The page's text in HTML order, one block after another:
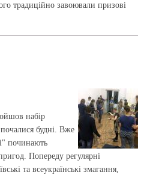
традиційно завоювали призові
набір
будні. Вже
починають
Попереду регулярні
та всеукраїнські змагання,